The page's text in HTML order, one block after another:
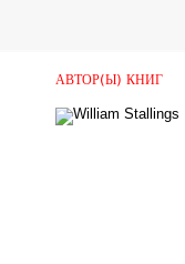
АВТОР(Ы) КНИГ